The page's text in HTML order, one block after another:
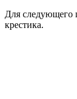
Для следующего
крестика.